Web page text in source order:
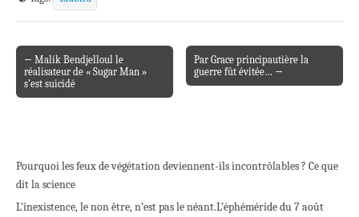
Post navigation
← Malik Bendjelloul le
réalisateur de « Sugar Man »
s’est suicidé
Par Grace principautière la
guerre fût évitée… →
Pourquoi les feux de végétation deviennent-ils incontrôlables ? Ce que
dit la science
L’inexistence, le non être, n’est pas le néant.L’éphéméride du 7 août